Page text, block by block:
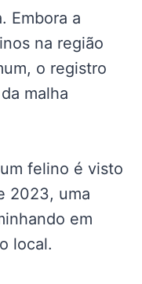
Embora a
na região
o registro
malha
felino é visto
2023, uma
em
local.